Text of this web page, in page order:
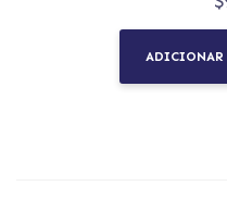
ADICIONAR